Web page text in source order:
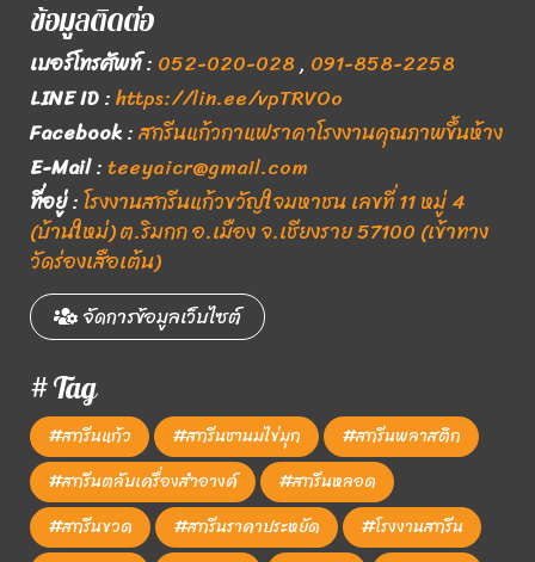
ข้อมูลติดต่อ
เบอร์โทรศัพท์: 052-020-028, 091-858-2258
LINE ID:https://lin.ee/vpTRVOo
Facebook:สกรีนแก้วกาแฟราคาโรงงานคุณภาพขึ้นห้าง
E-Mail:teeyaicr@gmail.com
ที่อยู่:โรงงานสกรีนแก้วขวัญใจมหาชน เลขที่ 11 หมู่ 4
(บ้านใหม่) ต.ริมกก อ.เมือง จ.เชียงราย 57100 (เข้าทาง
วัดร่องเสือเต้น)
จัดการข้อมูลเว็บไซต์
# Tag
#สกรีนแก้ว #สกรีนชานมไข่มุก
#สกรีนพลาสติก
#สกรีนตลับเครื่องสำอางค์
#สกรีนหลอด
#สกรีนขวด
#สกรีนราคาประหยัด
#โรงงานสกรีน